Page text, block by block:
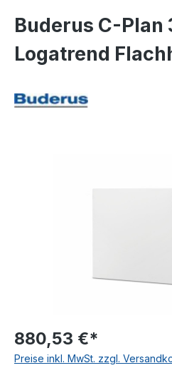
Buderus C-
Logatrend
880,53 €*
Preise inkl. MwSt. zzgl.